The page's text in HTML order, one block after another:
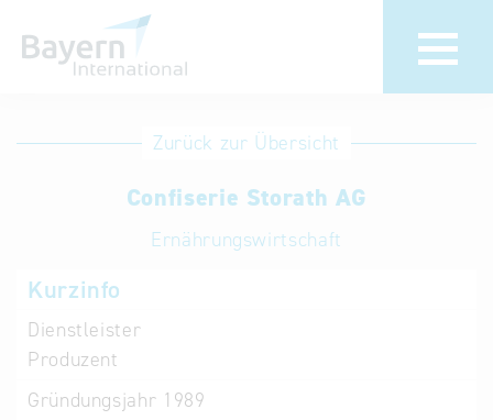
Anmeldung
Unternehmen
anmelden
Eintrag
löschen
Aktualisieren
Zurück zur Übersicht
Confiserie Storath AG
Ernährungswirtschaft
Kurzinfo
Dienstleister
Produzent
Gründungsjahr 1989